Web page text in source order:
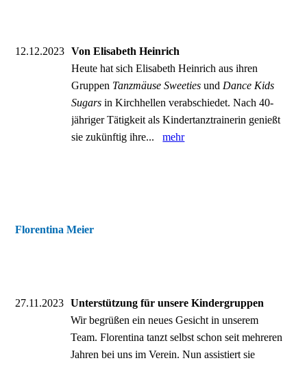
12.12.2023
Von Elisabeth Heinrich
Heute hat sich Elisabeth Heinrich aus ihren
Gruppen Tanzmäuse Sweeties und Dance Kids
Sugars in Kirchhellen verabschiedet. Nach 40-
jähriger Tätigkeit als Kindertanztrainerin genießt
sie zukünftig ihre...mehr
Florentina Meier
27.11.2023
Unterstützung für unsere Kindergruppen
Wir begrüßen ein neues Gesicht in unserem
Team. Florentina tanzt selbst schon seit mehreren
Jahren bei uns im Verein. Nun assistiert sie